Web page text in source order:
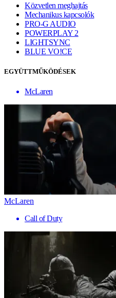
Közvetlen meghajtás
Mechanikus kapcsolók
PRO-G AUDIO
POWERPLAY 2
LIGHTSYNC
BLUE VO!CE
EGYÜTTMŰKÖDÉSEK
McLaren
McLaren
Call of Duty